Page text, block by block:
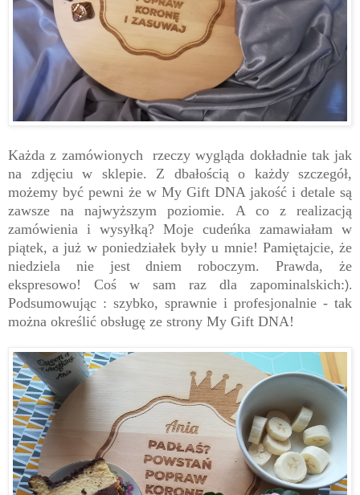
Każda z zamówionych rzeczy wygląda dokładnie tak jak
na zdjęciu w sklepie. Z dbałością o każdy szczegół,
możemy być pewni że w My Gift DNA jakość i detale są
zawsze na najwyższym poziomie. A co z realizacją
zamówienia i wysyłką? Moje cudeńka zamawiałam w
piątek, a już w poniedziałek były u mnie! Pamiętajcie, że
niedziela nie jest dniem roboczym. Prawda, że
ekspresowo! Coś w sam raz dla zapominalskich:).
Podsumowując : szybko, sprawnie i profesjonalnie - tak
można określić obsługę ze strony My Gift DNA!